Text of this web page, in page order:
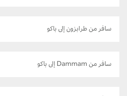
سافر من طرابزون إلى باكو
سافر من Dammam إلى باكو